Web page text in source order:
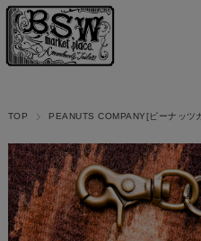
TOP PEANUTS COMPANY[ピーナッツ